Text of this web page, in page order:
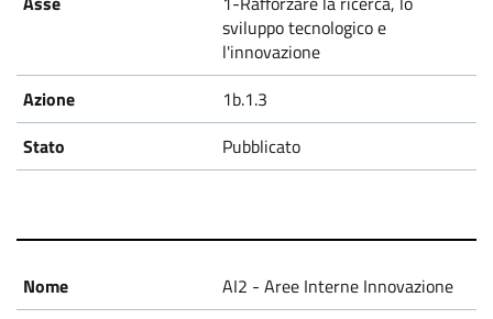
a
n
d
o
sviluppo tecnologico e
l'innovazione
1b.1.3
Pubblicato
AI2 - Aree Interne Innovazione